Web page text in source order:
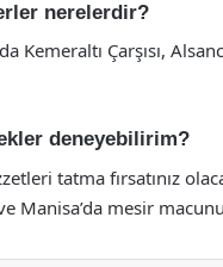
nerelerdir?
Kemeraltı Çarşısı,
deneyebilirim?
tatma fırsatınız
Manisa’da mesir